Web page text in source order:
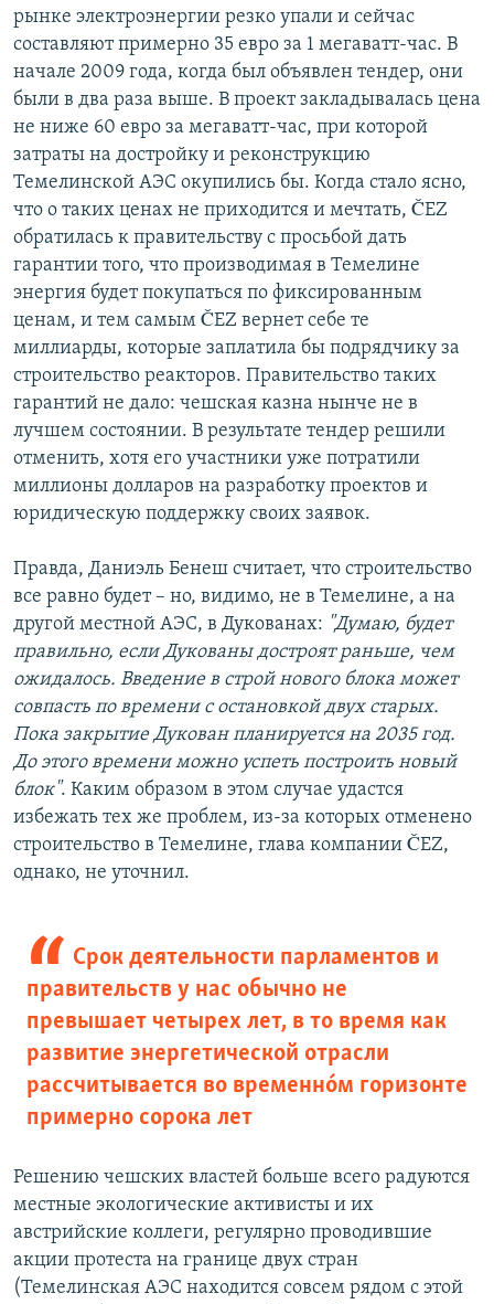
рынке электроэнергии резко упали и сейчас
составляют примерно 35 евро за 1 мегаватт-час. В
начале 2009 года, когда был объявлен тендер, они
были в два раза выше. В проект закладывалась цена
не ниже 60 евро за мегаватт-час, при которой
затраты на достройку и реконструкцию
Темелинской АЭС окупились бы. Когда стало ясно,
что о таких ценах не приходится и мечтать, ČEZ
обратилась к правительству с просьбой дать
гарантии того, что производимая в Темелине
энергия будет покупаться по фиксированным
ценам, и тем самым ČEZ вернет себе те
миллиарды, которые заплатила бы подрядчику за
строительство реакторов. Правительство таких
гарантий не дало: чешская казна нынче не в
лучшем состоянии. В результате тендер решили
отменить, хотя его участники уже потратили
миллионы долларов на разработку проектов и
юридическую поддержку своих заявок.
Правда, Даниэль Бенеш считает, что строительство
все равно будет – но, видимо, не в Темелине, а на
другой местной АЭС, в Дукованах: "Думаю, будет
правильно, если Дукованы достроят раньше, чем
ожидалось. Введение в строй нового блока может
совпасть по времени с остановкой двух старых.
Пока закрытие Дукован планируется на 2035 год.
До этого времени можно успеть построить новый
блок". Каким образом в этом случае удастся
избежать тех же проблем, из-за которых отменено
строительство в Темелине, глава компании ČEZ,
однако, не уточнил.
Срок деятельности парламентов и
правительств у нас обычно не
превышает четырех лет, в то время как
развитие энергетической отрасли
рассчитывается во временнóм горизонте
примерно сорока лет
Решению чешских властей больше всего радуются
местные экологические активисты и их
австрийские коллеги, регулярно проводившие
акции протеста на границе двух стран
(Темелинская АЭС находится совсем рядом с этой